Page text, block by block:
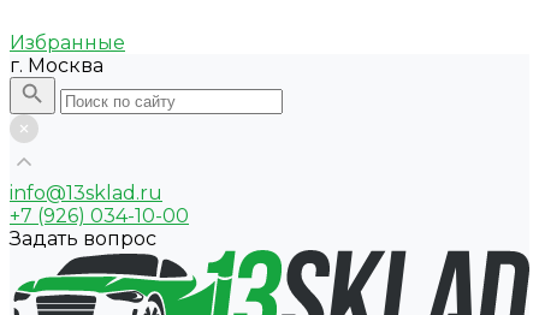
Избранные
г. Москва
info@13sklad.ru
+7 (926) 034-10-00
Задать вопрос